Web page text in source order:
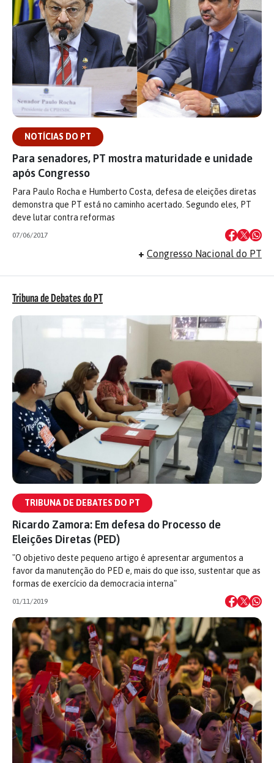
NOTÍCIAS DO PT
Para senadores, PT mostra maturidade e unidade
após Congresso
Para Paulo Rocha e Humberto Costa, defesa de eleições diretas
demonstra que PT está no caminho acertado. Segundo eles, PT
deve lutar contra reformas
07/06/2017
+ Congresso Nacional do PT
Tribuna de Debates do PT
TRIBUNA DE DEBATES DO PT
Ricardo Zamora: Em defesa do Processo de
Eleições Diretas (PED)
"O objetivo deste pequeno artigo é apresentar argumentos a
favor da manutenção do PED e, mais do que isso, sustentar que as
formas de exercício da democracia interna"
01/11/2019